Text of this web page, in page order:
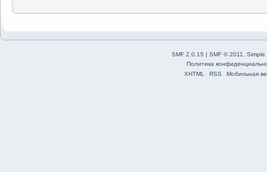
SMF 2.0.15 | SMF © 2011
Simple
Политика
XHTML
RSS Мобильная